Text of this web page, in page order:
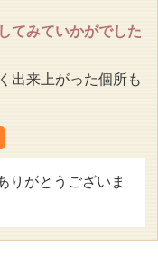
てみていかがでした
出来上がった個所も
りがとうございま